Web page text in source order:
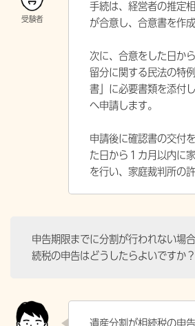
手続は、経営者の推定
が合意し、合意書を作成
次に、合意をした日か
留分に関する民法の特
書」に必要書類を添付
へ申請します。
申請後に確認書の交付
た日から１カ月以内に
を行い、家庭裁判所の
申告期限までに分割が行われない場
続税の申告はどうしたらよいですか？
遺産分割が相続税の申